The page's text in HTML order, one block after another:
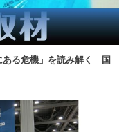
ある危機」を読み解く 国